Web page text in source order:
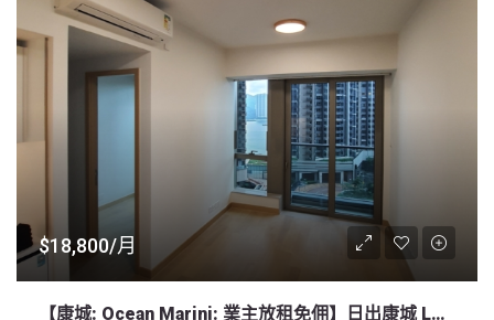
$18,800/月
【康城: Ocean Marini: 業主放租免佣】日出康城 Lohas 9期 2房 少海開廚 479sf 明廁